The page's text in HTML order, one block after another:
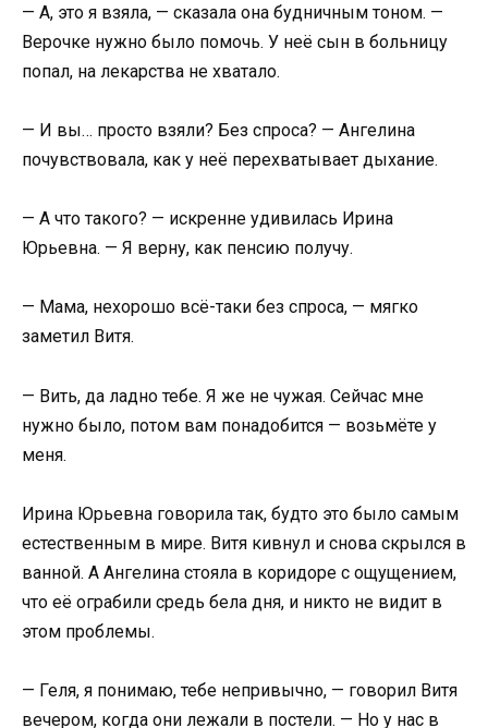
— А, это я взяла, — сказала она будничным тоном. —
Верочке нужно было помочь. У неё сын в больницу
попал, на лекарства не хватало.
— И вы… просто взяли? Без спроса? — Ангелина
почувствовала, как у неё перехватывает дыхание.
— А что такого? — искренне удивилась Ирина
Юрьевна. — Я верну, как пенсию получу.
— Мама, нехорошо всё-таки без спроса, — мягко
заметил Витя.
— Вить, да ладно тебе. Я же не чужая. Сейчас мне
нужно было, потом вам понадобится — возьмёте у
меня.
Ирина Юрьевна говорила так, будто это было самым
естественным в мире. Витя кивнул и снова скрылся в
ванной. А Ангелина стояла в коридоре с ощущением,
что её ограбили средь бела дня, и никто не видит в
этом проблемы.
— Геля, я понимаю, тебе непривычно, — говорил Витя
вечером, когда они лежали в постели. — Но у нас в